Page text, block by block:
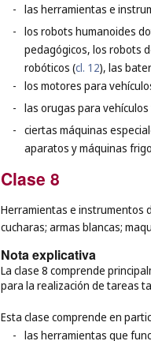
- las herramientas e
- los robots humanoides
pedagógicos, los robots
robóticos (cl. 12), las
- los motores para
- las orugas para
- ciertas máquinas
aparatos y máquinas
Clase 8
Herramientas e instrumentos
cucharas; armas blancas;
Nota explicativa
La clase 8 comprende
para la realización de tareas
Esta clase comprende en
- las herramientas que